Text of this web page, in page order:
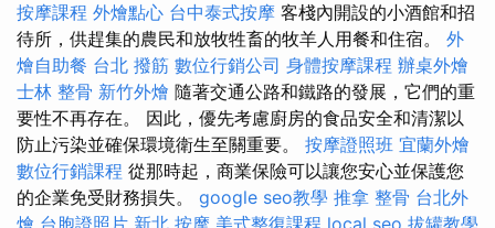
按摩課程 外燴點心 台中泰式按摩 客棧內開設的小酒館和招
待所，供趕集的農民和放牧牲畜的牧羊人用餐和住宿。 外
燴自助餐 台北 撥筋 數位行銷公司 身體按摩課程 辦桌外燴
士林 整骨 新竹外燴 隨著交通公路和鐵路的發展，它們的重
要性不再存在。 因此，優先考慮廚房的食品安全和清潔以
防止污染並確保環境衛生至關重要。 按摩證照班 宜蘭外燴
數位行銷課程 從那時起，商業保險可以讓您安心並保護您
的企業免受財務損失。 google seo教學 推拿 整骨 台北外
燴 台胞證照片 新北 按摩 美式整復課程 local seo 拔罐教學